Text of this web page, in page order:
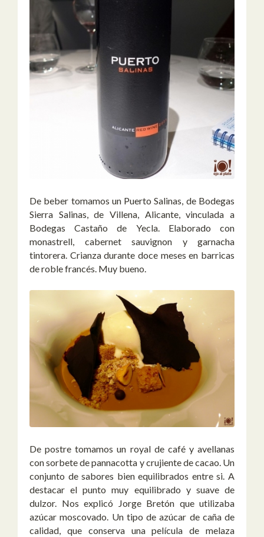
De beber tomamos un Puerto Salinas, de Bodegas
Sierra Salinas, de Villena, Alicante, vinculada a
Bodegas Castaño de Yecla. Elaborado con
monastrell, cabernet sauvignon y garnacha
tintorera. Crianza durante doce meses en barricas
de roble francés. Muy bueno.
De postre tomamos un royal de café y avellanas
con sorbete de pannacotta y crujiente de cacao. Un
conjunto de sabores bien equilibrados entre si. A
destacar el punto muy equilibrado y suave de
dulzor. Nos explicó Jorge Bretón que utilizaba
azúcar moscovado. Un tipo de azúcar de caña de
calidad, que conserva una película de melaza